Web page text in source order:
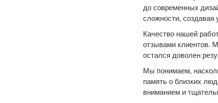
до современных
сложности, создавая
Качество нашей
отзывами клиентов.
остался доволен
Мы понимаем,
память о близких
вниманием и